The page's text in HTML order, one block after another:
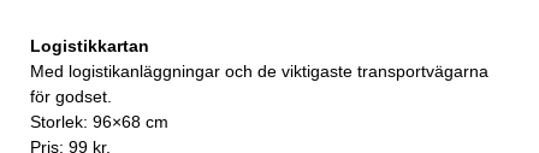
Logistikkartan
Med logistikanläggningar och de viktigaste transportvägarna
för godset.
Storlek: 96×68 cm
Pris: 99 kr.